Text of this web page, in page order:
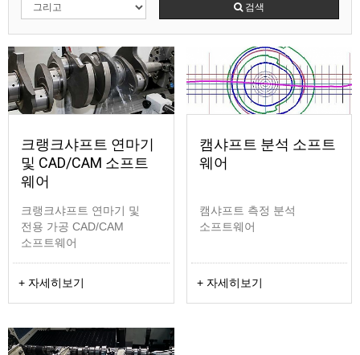
검색
크랭크샤프트 연마기
및 CAD/CAM 소프트
웨어
크랭크샤프트 연마기 및
전용 가공 CAD/CAM
소프트웨어
+ 자세히보기
캠샤프트 분석 소프트
웨어
캠샤프트 측정 분석
소프트웨어
+ 자세히보기